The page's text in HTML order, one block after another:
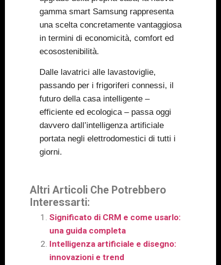
gamma smart Samsung rappresenta
una scelta concretamente vantaggiosa
in termini di economicità, comfort ed
ecosostenibilità.
Dalle lavatrici alle lavastoviglie,
passando per i frigoriferi connessi, il
futuro della casa intelligente –
efficiente ed ecologica – passa oggi
davvero dall’intelligenza artificiale
portata negli elettrodomestici di tutti i
giorni.
Altri Articoli Che Potrebbero
Interessarti:
Significato di CRM e come usarlo:
una guida completa
Intelligenza artificiale e disegno:
innovazioni e trend